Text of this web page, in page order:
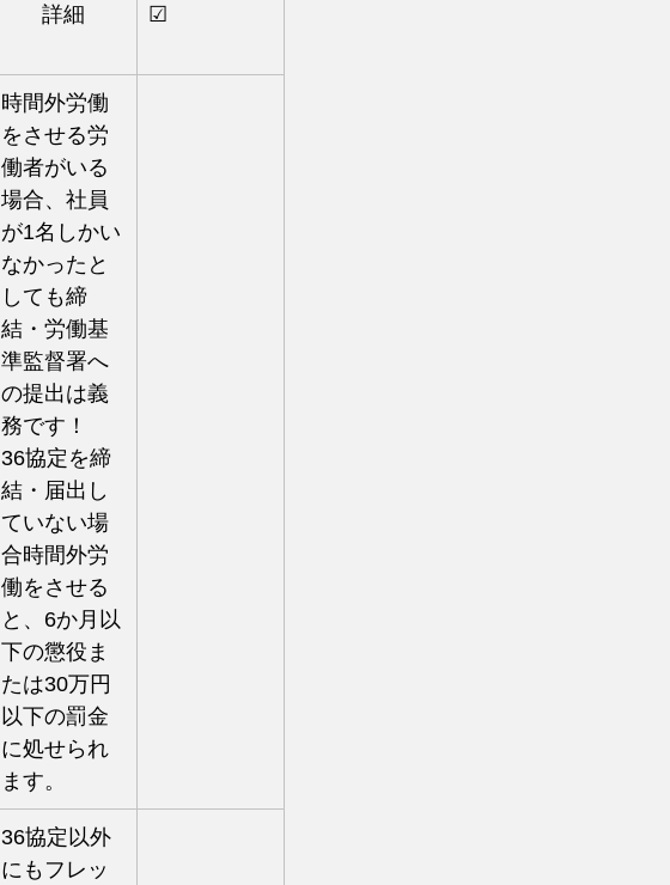
詳細 ☑
時間外労働
をさせる労
働者がいる
場合、社員
が1名しかい
なかったと
しても締
結・労働基
準監督署へ
の提出は義
務です！
36協定を締
結・届出し
ていない場
合時間外労
働をさせる
と、6か月以
下の懲役ま
たは30万円
以下の罰金
に処せられ
ます。
36協定以外
にもフレッ